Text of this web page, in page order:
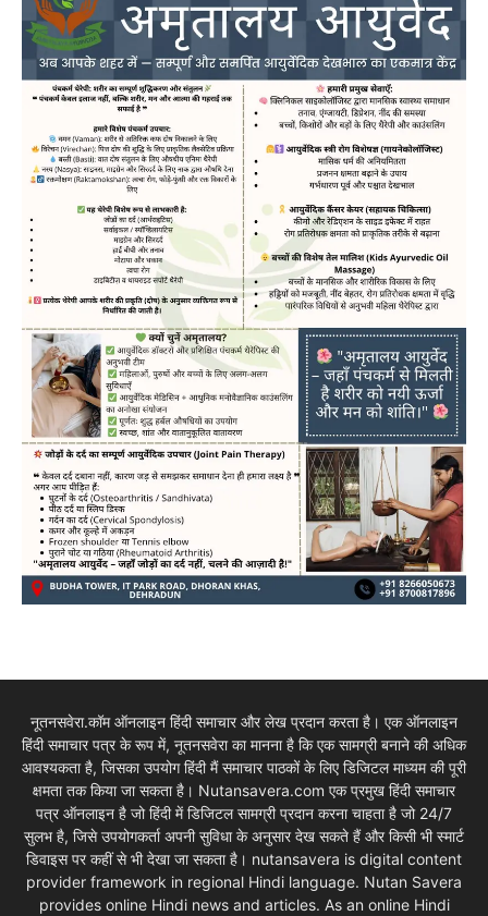
नूतनसवेरा.कॉम ऑनलाइन हिंदी समाचार और लेख प्रदान करता है। एक ऑनलाइन
हिंदी समाचार पत्र के रूप में, नूतनसवेरा का मानना है कि एक सामग्री बनाने की अधिक
आवश्यकता है, जिसका उपयोग हिंदी मैं समाचार पाठकों के लिए डिजिटल माध्यम की पूरी
क्षमता तक किया जा सकता है। Nutansavera.com एक प्रमुख हिंदी समाचार
पत्र ऑनलाइन है जो हिंदी में डिजिटल सामग्री प्रदान करना चाहता है जो 24/7
सुलभ है, जिसे उपयोगकर्ता अपनी सुविधा के अनुसार देख सकते हैं और किसी भी स्मार्ट
डिवाइस पर कहीं से भी देखा जा सकता है। nutansavera is digital content
provider framework in regional Hindi language. Nutan Savera
provides online Hindi news and articles. As an online Hindi